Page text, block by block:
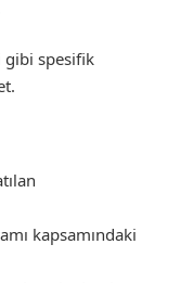
gibi spesifik
kapsamındaki